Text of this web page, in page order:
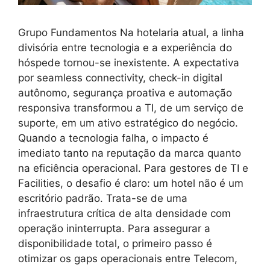
Grupo Fundamentos Na hotelaria atual, a linha
divisória entre tecnologia e a experiência do
hóspede tornou-se inexistente. A expectativa
por seamless connectivity, check-in digital
autônomo, segurança proativa e automação
responsiva transformou a TI, de um serviço de
suporte, em um ativo estratégico do negócio.
Quando a tecnologia falha, o impacto é
imediato tanto na reputação da marca quanto
na eficiência operacional. Para gestores de TI e
Facilities, o desafio é claro: um hotel não é um
escritório padrão. Trata-se de uma
infraestrutura crítica de alta densidade com
operação ininterrupta. Para assegurar a
disponibilidade total, o primeiro passo é
otimizar os gaps operacionais entre Telecom,